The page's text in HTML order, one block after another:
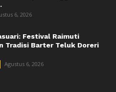
6, 2026
Festival Raimuti
Tradisi Barter Teluk Doreri
Agustus 6, 2026